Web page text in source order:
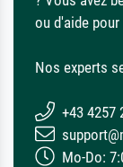
ou d'aide
Nos experts
+43 4257
Mo-Do: